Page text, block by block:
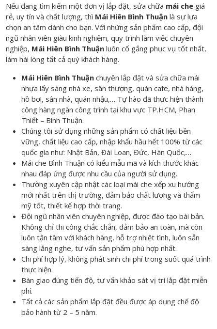
Nếu đang tìm kiếm một đơn vị lắp đặt, sửa chữa mái che giá
rẻ, uy tín và chất lượng, thì Mái Hiên Bình Thuận là sự lựa
chọn an tâm dành cho bạn. Với những sản phẩm cao cấp, đội
ngũ nhân viên giàu kinh nghiệm, quy trình làm việc chuyên
nghiệp, Mái Hiên Bình Thuận luôn cố gắng phục vụ tốt nhất,
làm hài lòng tất cả quý khách hàng.
Mái Hiên Bình Thuận chuyên lắp đặt và sửa chữa mái
nhựa lấy sáng nhà xe, sân thượng, quán cafe, nhà hàng,
hồ bơi, sân nhà, quán nhậu,… Tự hào đã thực hiện thành
công hàng ngàn công trình tại khu vực TP.HCM, Phan
Thiết – Bình Thuận.
Chúng tôi sử dụng những sản phẩm có chất liệu bền
vững, chất liệu cao cấp, nhập khẩu hầu hết 100% từ các
quốc gia như: Nhật Bản, Đài Loan, Đức, Hàn Quốc,…
Mái che Bình Thuận có kiểu mẫu mã và kích thước khác
nhau đáp ứng được nhu cầu của người sử dụng.
Thường xuyên cập nhật các loại mái che xếp xu hướng
mới nhất trên thị trường, đảm bảo chất lượng và thẩm
mỹ tốt, thiết kế hợp thời trang.
Đội ngũ nhân viên chuyên nghiệp, được đào tạo bài bản.
Không chỉ thi công chắc chắn, đảm bảo an toàn, mà còn
luôn tận tâm với khách hàng, hỗ trợ nhiệt tình, luôn sẵn
sàng lắng nghe, tư vấn sản phẩm phù hợp nhất.
Chi phí hợp lý, không phát sinh chi phí trong suốt quá trình
thực hiện.
Bàn giao đúng tiến độ, tư vấn khảo sát vị trí lắp đặt miễn
phí.
Tất cả các sản phẩm lắp đặt đều được áp dụng chế độ
bảo hành từ 2 – 5 năm.